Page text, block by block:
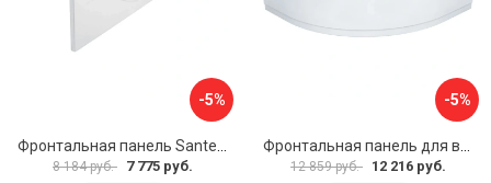
-5%
8 184 руб. 7 775 руб.
-5%
12 859 руб. 12 216 руб.